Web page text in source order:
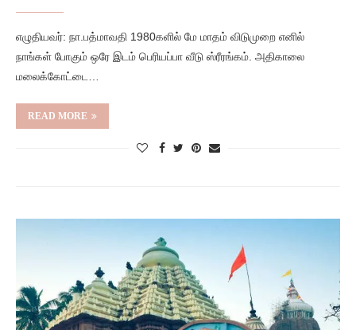
எழுதியவர்: நா.பத்மாவதி 1980களில் மே மாதம் விடுமுறை எனில்
நாங்கள் போகும் ஒரே இடம் பெரியப்பா வீடு ஸ்ரீரங்கம். அதிகாலை
மலைக்கோட்டை…
READ MORE